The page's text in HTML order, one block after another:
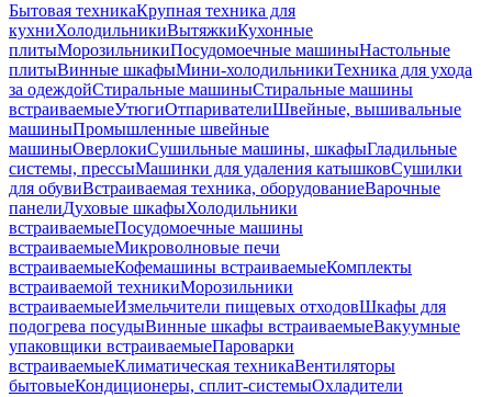
Бытовая техникаКрупная техника для
кухниХолодильникиВытяжкиКухонные
плитыМорозильникиПосудомоечные машиныНастольные
плитыВинные шкафыМини-холодильникиТехника для ухода
за одеждойСтиральные машиныСтиральные машины
встраиваемыеУтюгиОтпаривателиШвейные, вышивальные
машиныПромышленные швейные
машиныОверлокиСушильные машины, шкафыГладильные
системы, прессыМашинки для удаления катышковСушилки
для обувиВстраиваемая техника, оборудованиеВарочные
панелиДуховые шкафыХолодильники
встраиваемыеПосудомоечные машины
встраиваемыеМикроволновые печи
встраиваемыеКофемашины встраиваемыеКомплекты
встраиваемой техникиМорозильники
встраиваемыеИзмельчители пищевых отходовШкафы для
подогрева посудыВинные шкафы встраиваемыеВакуумные
упаковщики встраиваемыеПароварки
встраиваемыеКлиматическая техникаВентиляторы
бытовыеКондиционеры, сплит-системыОхладители